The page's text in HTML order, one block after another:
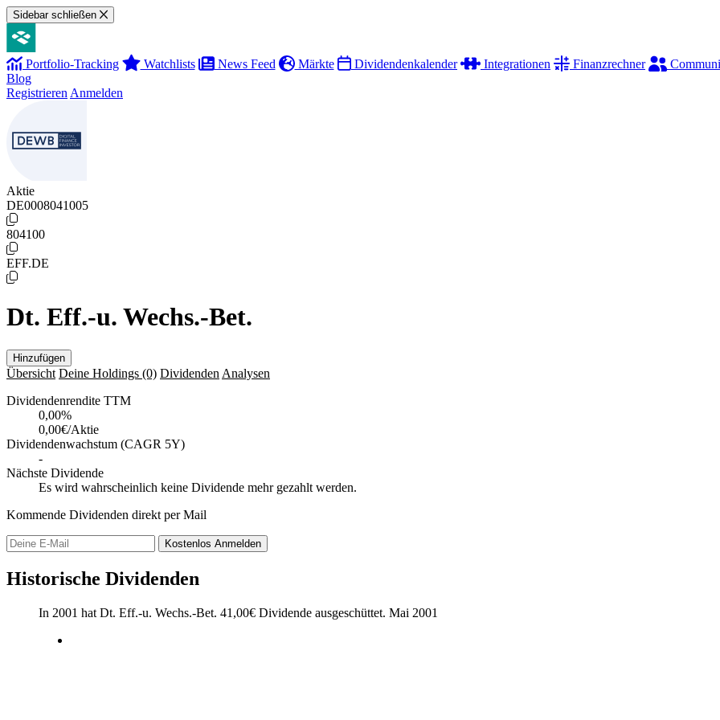
Sidebar schließen
Portfolio-Tracking Watchlists News Feed Märkte Dividendenkalender Integrationen Finanzrechner
Blog
Registrieren Anmelden
Aktie
DE0008041005
804100
EFF.DE
Dt. Eff.-u. Wechs.-Bet.
Hinzufügen
Übersicht Deine Holdings (0) Dividenden Analysen
Dividendenrendite TTM
0,00%
0,00€/Aktie
Dividendenwachstum (CAGR 5Y)
-
Nächste Dividende
Es wird wahrscheinlich keine Dividende mehr gezahlt werden.
Kommende Dividenden direkt per Mail
Kostenlos Anmelden
Historische Dividenden
In 2001 hat Dt. Eff.-u. Wechs.-Bet. 41,00€ Dividende ausgeschüttet. Mai 2001